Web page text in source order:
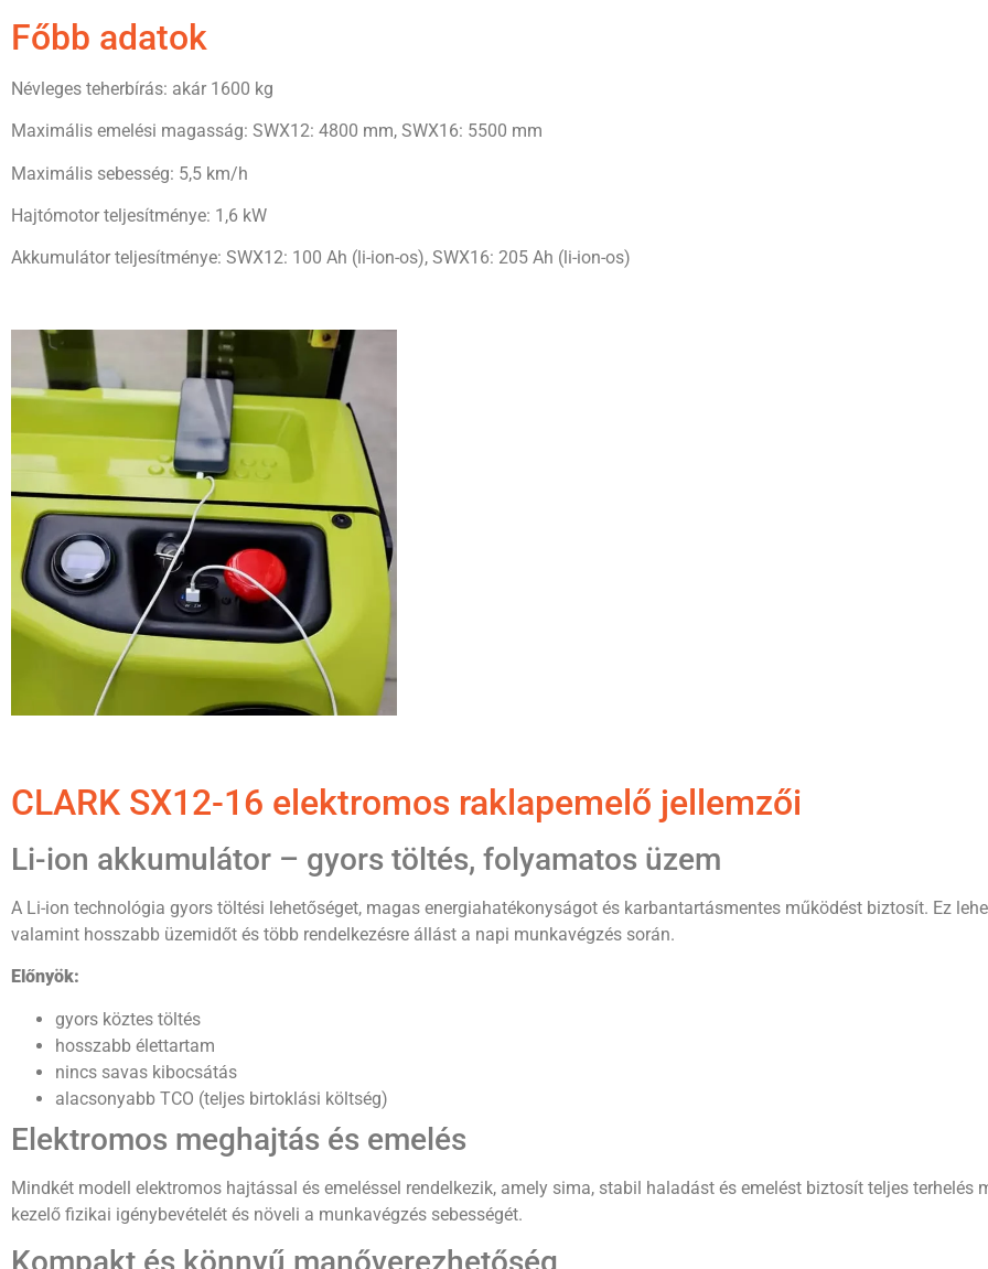
Főbb adatok
Névleges teherbírás: akár 1600 kg
Maximális emelési magasság: SWX12: 4800 mm, SWX16: 5500 mm
Maximális sebesség: 5,5 km/h
Hajtómotor teljesítménye: 1,6 kW
Akkumulátor teljesítménye: SWX12: 100 Ah (li-ion-os), SWX16: 205 Ah (li-ion-os)
CLARK SX12-16 elektromos raklapemelő jellemzői
Li-ion akkumulátor – gyors töltés, folyamatos üzem
A Li-ion technológia gyors töltési lehetőséget, magas energiahatékonyságot és karbantartásmentes működést biztosít. Ez
valamint hosszabb üzemidőt és több rendelkezésre állást a napi munkavégzés során.
Előnyök:
gyors köztes töltés
hosszabb élettartam
nincs savas kibocsátás
alacsonyabb TCO (teljes birtoklási költség)
Elektromos meghajtás és emelés
Mindkét modell elektromos hajtással és emeléssel rendelkezik, amely sima, stabil haladást és emelést biztosít teljes terhelés
kezelő fizikai igénybevételét és növeli a munkavégzés sebességét.